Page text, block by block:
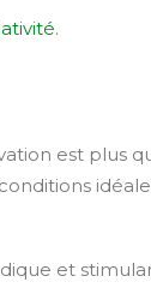
.
est plus
et